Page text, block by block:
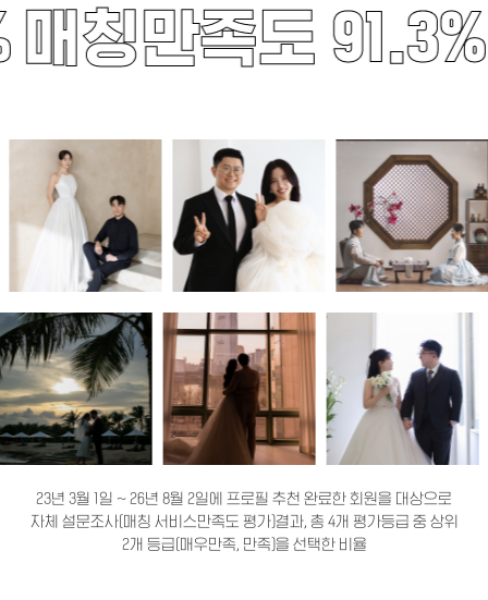
매칭만족도 91.3%
23년 3월 1일 ~ 26년 8월 2일에 프로필 추천 완료한 회원을 대상으로
자체 설문조사(매칭 서비스만족도 평가)결과, 총 4개 평가등급 중 상위
2개 등급(매우만족, 만족)을 선택한 비율